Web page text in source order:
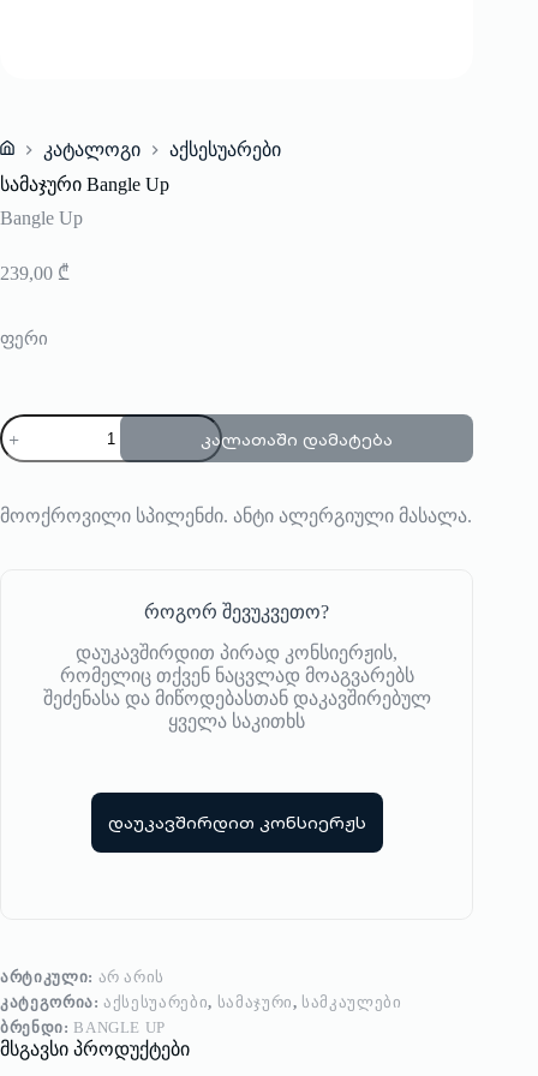
Home
კატალოგი
აქსესუარები
სამაჯური Bangle Up
Bangle Up
239,00 ₾
ფერი
რაოდენობა:
სამაჯური
Bangle
კალათაში დამატება
მოოქროვილი სპილენძი. ანტი ალერგიული მასალა.
როგორ შევუკვეთო?
დაუკავშირდით პირად კონსიერჟის,
რომელიც თქვენ ნაცვლად მოაგვარებს
შეძენასა და მიწოდებასთან დაკავშირებულ
ყველა საკითხს
დაუკავშირდით კონსიერჟს
ᲐᲠᲢᲘᲙᲣᲚᲘ: ᲐᲠ ᲐᲠᲘᲡ
ᲙᲐᲢᲔᲒᲝᲠᲘᲐ:ᲐᲥᲡᲔᲡᲣᲐᲠᲔᲑᲘ, ᲡᲐᲛᲐᲯᲣᲠᲘ, ᲡᲐᲛᲙᲐᲣᲚᲔᲑᲘ
ᲑᲠᲔᲜᲓᲘ: BANGLE UP
მსგავსი პროდუქტები